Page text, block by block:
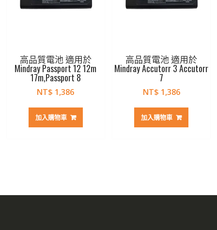
高品質電池 適用於
Mindray Passport 12 12m
17m,Passport 8
NT$ 1,386
加入購物車
高品質電池 適用於
Mindray Accutorr 3 Accutorr
7
NT$ 1,386
加入購物車